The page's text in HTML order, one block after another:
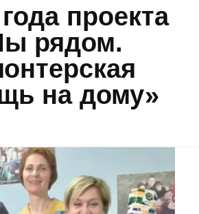
проекта
рядом.
на дому»